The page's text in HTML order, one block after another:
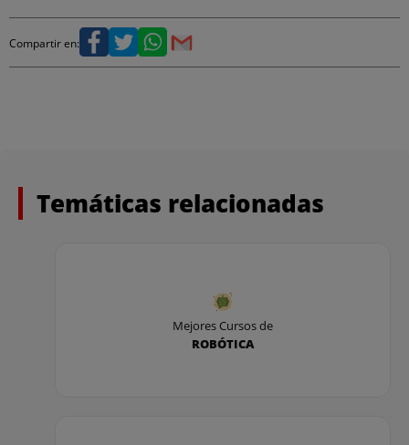
- Analítica de Behavioral Advertising .
- Ad Fraud.
- Análisis de audiencias con datos enriquecidos.
Compartir en:
Temáticas relacionadas
Mejores Cursos de
ROBÓTICA